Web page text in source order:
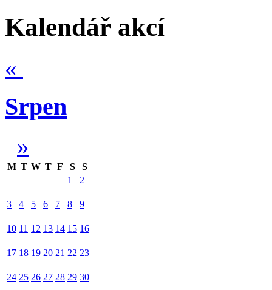
Kalendář akcí
«
Srpen
»
M T W T F S
S
1
2
3 4 5 6 7 8 9
10 11 12 13 14 15 16
17 18 19 20 21 22 23
24 25 26 27 28 29 30